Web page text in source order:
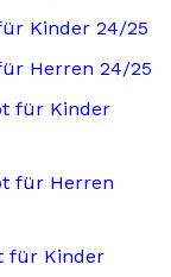
Kinder 24/25
Herren 24/25
für Kinder
für Herren
für Kinder